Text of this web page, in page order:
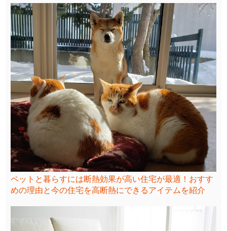
ペットと暮らすには断熱効果が高い住宅が最適！おすす
めの理由と今の住宅を高断熱にできるアイテムを紹介